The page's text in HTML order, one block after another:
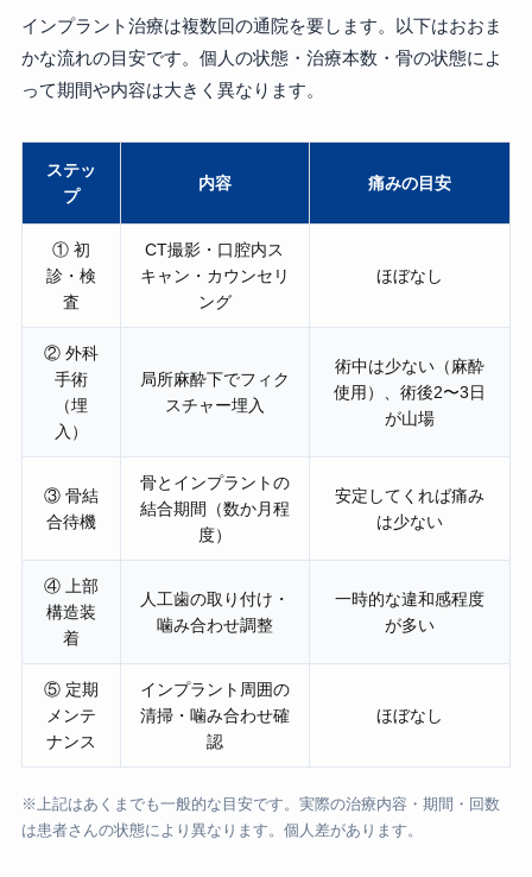
インプラント治療は複数回の通院を要します。以下はおおま
かな流れの目安です。個人の状態・治療本数・骨の状態によ
って期間や内容は大きく異なります。
ステッ
プ
内容 痛みの目安
① 初
診・検
査
CT撮影・口腔内ス
キャン・カウンセリ
ング
ほぼなし
② 外科
手術
（埋
入）
局所麻酔下でフィク
スチャー埋入
術中は少ない（麻酔
使用）、術後2〜3日
が山場
③ 骨結
合待機
骨とインプラントの
結合期間（数か月程
度）
安定してくれば痛み
は少ない
④ 上部
構造装
着
人工歯の取り付け・
噛み合わせ調整
一時的な違和感程度
が多い
⑤ 定期
メンテ
ナンス
インプラント周囲の
清掃・噛み合わせ確
認
ほぼなし
※上記はあくまでも一般的な目安です。実際の治療内容・期間・回数
は患者さんの状態により異なります。個人差があります。